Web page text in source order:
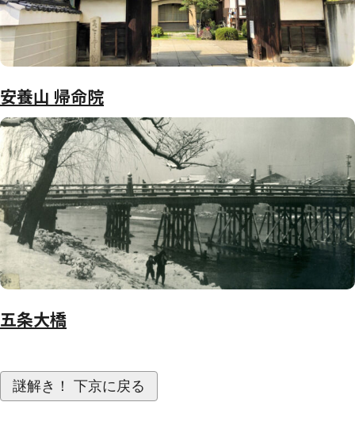
安養山 帰命院
五条大橋
謎解き！ 下京に戻る